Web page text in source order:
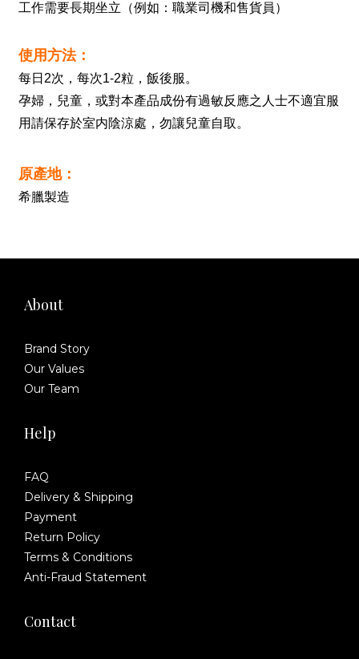
工作需要長期坐立（例如： 職業司機和售貨員）
使用方法：
每日 2次，每次1-2粒，飯後服。
孕婦，兒童，或對本產品成份有過敏反應之人士不適宜服
用請保存於室内陰涼處，勿讓兒童自取。
原產地：
希臘製造
About
Brand Story
Our Values
Our Team
Help
FAQ
Delivery & Shipping
Payment
Return Policy
Terms & Conditions
Anti-Fraud Statement
Contact